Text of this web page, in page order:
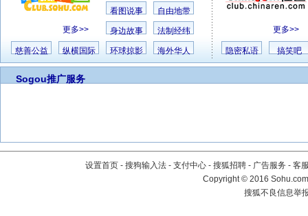
更多>>
看图说事 自由地带
身边故事 法制经纬
慈善公益 纵横国际 环球掠影 海外华人
更多>>
隐密私语 搞笑吧
Sogou推广服务
设置首页 - 搜狗输入法 - 支付中心 - 搜狐招聘 - 广告服务 - 客
Copyright©2016
搜狐不良信息举